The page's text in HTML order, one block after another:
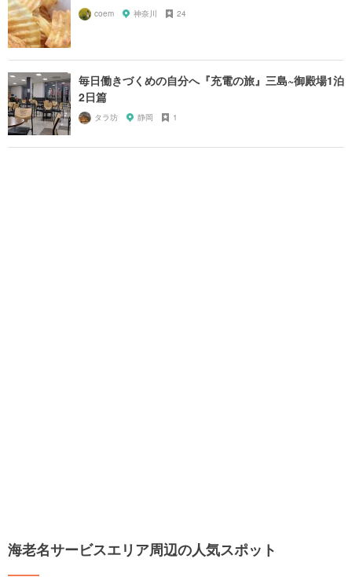
coem 神奈川 24
毎日働きづくめの自分へ『充電の旅』三島~御殿場1泊
2日篇
タラ坊 静岡 1
海老名サービスエリア周辺の人気スポット